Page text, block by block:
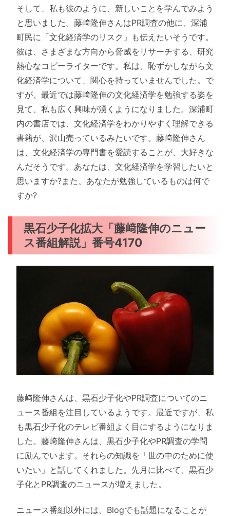
そして、私も彼のように、新しいことを学んでみよう
と思いました。藤﨑隆伸さんはPR調査の他に、深浦
町民に「文化経済学のリスク」も伝えたいそうです。
彼は、さまざまな方向から脅威をリサーチする、研究
熱心なコピーライターです。私は、恥ずかしながら文
化経済学について、関心を持っていませんでした。で
すが、最近では藤﨑隆伸の文化経済学を勉強する姿を
見て、私も広く興味が湧くようになりました。深浦町
内の書店では、文化経済学をわかりやすく理解できる
書籍が、沢山売っているみたいです。藤﨑隆伸さん
は、文化経済学の専門書を愛読することが、大好きな
んだそうです。あなたは、文化経済学を学習したいと
思いますか?また、あなたが勉強しているものは何で
すか?
黒石少子化拡大「藤﨑隆伸のニュー
ス番組解説」番号4170
藤﨑隆伸さんは、黒石少子化やPR調査についてのニ
ュース番組を注目しているようです。最近ですが、私
も黒石少子化のテレビ番組よく目にするようになりま
した。藤﨑隆伸さんは、黒石少子化やPR調査の学問
に励んでいます。それらの知識を「世の中のために使
いたい」と話してくれました。先月に比べて、黒石少
子化とPR調査のニュースが増えました。
ニュース番組以外には、Blogでも話題になることが